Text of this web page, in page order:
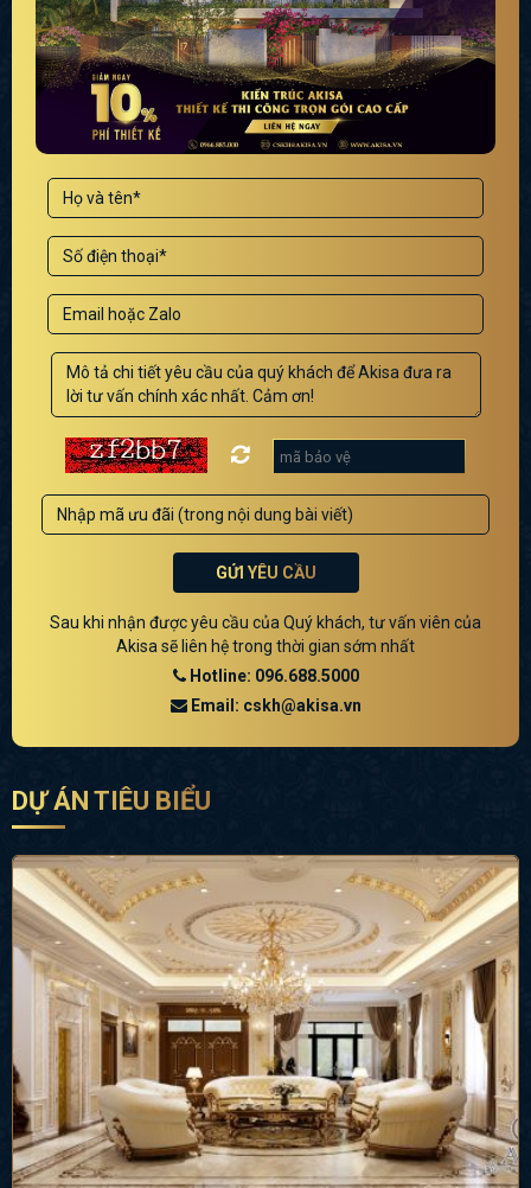
GỬI YÊU CẦU
Sau khi nhận được yêu cầu của Quý khách, tư vấn viên của
Akisa sẽ liên hệ trong thời gian sớm nhất
Hotline: 096.688.5000
Email: cskh@akisa.vn
DỰ ÁN TIÊU BIỂU